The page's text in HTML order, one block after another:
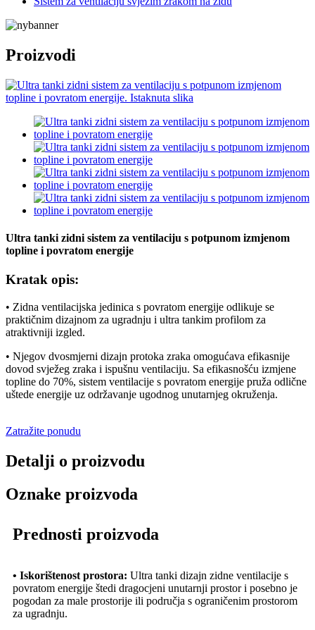
Proizvodi
Ultra tanki zidni sistem za ventilaciju s potpunom izmjenom
topline i povratom energije
Kratak opis:
• Zidna ventilacijska jedinica s povratom energije odlikuje se
praktičnim dizajnom za ugradnju i ultra tankim profilom za
atraktivniji izgled.
• Njegov dvosmjerni dizajn protoka zraka omogućava efikasnije
dovod svježeg zraka i ispušnu ventilaciju. Sa efikasnošću izmjene
topline do 70%, sistem ventilacije s povratom energije pruža odlične
uštede energije uz održavanje ugodnog unutarnjeg okruženja.
Zatražite ponudu
Detalji o proizvodu
Oznake proizvoda
Prednosti proizvoda
• Iskorištenost prostora: Ultra tanki dizajn zidne ventilacije s
povratom energije štedi dragocjeni unutarnji prostor i posebno je
pogodan za male prostorije ili područja s ograničenim prostorom
za ugradnju.